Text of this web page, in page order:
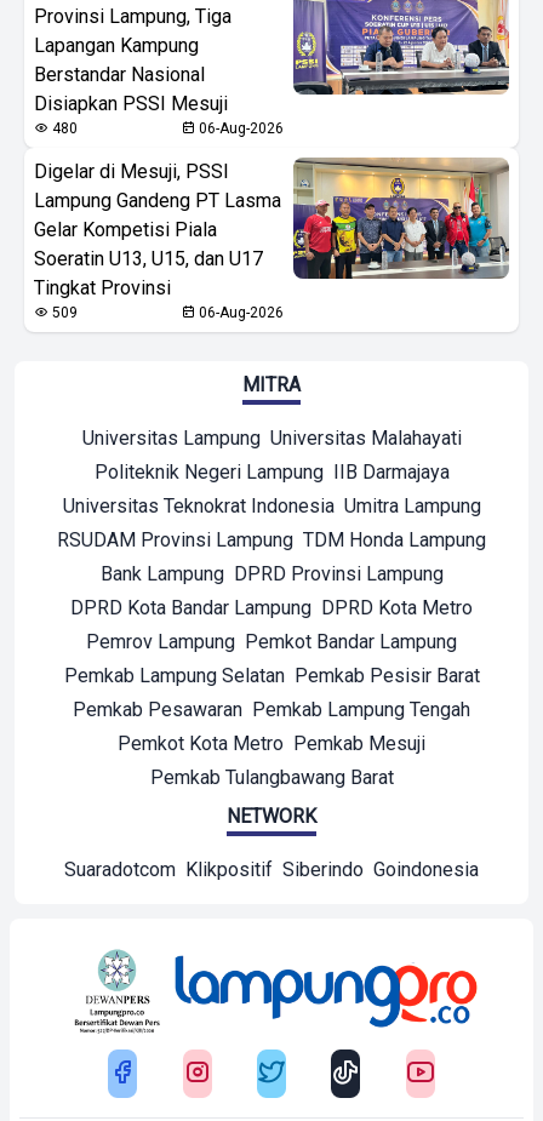
Provinsi Lampung, Tiga
Lapangan Kampung
Berstandar Nasional
Disiapkan PSSI Mesuji
480 06-Aug-2026
Digelar di Mesuji, PSSI
Lampung Gandeng PT Lasma
Gelar Kompetisi Piala
Soeratin U13, U15, dan U17
Tingkat Provinsi
509 06-Aug-2026
MITRA
Universitas Lampung Universitas Malahayati
Politeknik Negeri Lampung IIB Darmajaya
Universitas Teknokrat Indonesia Umitra Lampung
RSUDAM Provinsi Lampung TDM Honda Lampung
Bank Lampung DPRD Provinsi Lampung
DPRD Kota Bandar Lampung DPRD Kota Metro
Pemrov Lampung Pemkot Bandar Lampung
Pemkab Lampung Selatan Pemkab Pesisir Barat
Pemkab Pesawaran Pemkab Lampung Tengah
Pemkot Kota Metro Pemkab Mesuji
Pemkab Tulangbawang Barat
NETWORK
Suaradotcom Klikpositif Siberindo Goindonesia